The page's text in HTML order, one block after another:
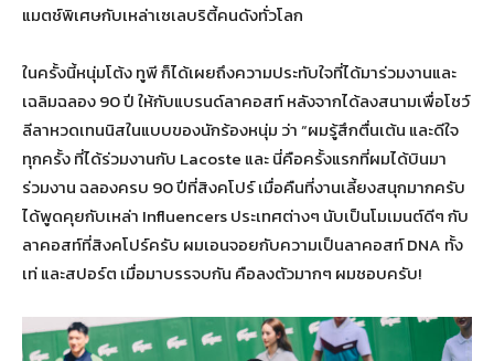
แมตช์พิเศษกับเหล่าเซเลบริตี้คนดังทั่วโลก
ในครั้งนี้หนุ่มโต้ง ทูพี ก็ได้เผยถึงความประทับใจที่ได้มาร่วมงานและ
เฉลิมฉลอง 90 ปี ให้กับแบรนด์ลาคอสท์ หลังจากได้ลงสนามเพื่อโชว์
ลีลาหวดเทนนิสในแบบของนักร้องหนุ่ม ว่า “ผมรู้สึกตื่นเต้น และดีใจ
ทุกครั้ง ที่ได้ร่วมงานกับ Lacoste และ นี่คือครั้งแรกที่ผมได้บินมา
ร่วมงาน ฉลองครบ 90 ปีที่สิงคโปร์ เมื่อคืนที่งานเลี้ยงสนุกมากครับ
ได้พูดคุยกับเหล่า Influencers ประเทศต่างๆ นับเป็นโมเมนต์ดีๆ กับ
ลาคอสท์ที่สิงคโปร์ครับ ผมเอนจอยกับความเป็นลาคอสท์ DNA ทั้ง
เท่ และสปอร์ต เมื่อมาบรรจบกัน คือลงตัวมากๆ ผมชอบครับ!